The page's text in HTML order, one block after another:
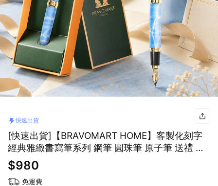
快速出貨
[快速出貨]【BRAVOMART HOME】客製化刻字
經典雅緻書寫筆系列 鋼筆 圓珠筆 原子筆 送禮 男
生禮物 升遷禮 商務送禮 巨蟹座 禮物獨家 新品上
市 升遷禮物 企業送禮 獅子座
$980
免運費